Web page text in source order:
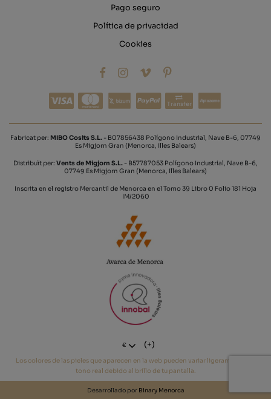
Pago seguro
Política de privacidad
Cookies
Transfer
Fabricat per: MIBO Cosits S.L. - B07856438 Polígono Industrial, Nave B-6, 07749
Es Migjorn Gran (Menorca, Illes Balears)
Distribuït per: Vents de Migjorn S.L. - B57787053 Polígono Industrial, Nave B-6,
07749 Es Migjorn Gran (Menorca, Illes Balears)
Inscrita en el registro Mercantil de Menorca en el Tomo 39 Libro 0 Folio 181 Hoja
IM/2060
€ (+)
Los colores de las pieles que aparecen en la web pueden variar ligeramente del
tono real debido al brillo de tu pantalla.
Desarrollado por Binary Menorca